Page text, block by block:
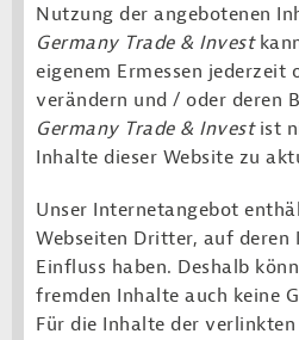
Nutzung der angebotenen
Germany Trade & Invest
eigenem Ermessen jederzeit
verändern und / oder deren
Germany Trade & Investist
Inhalte dieser Website zu
Unser Internetangebot
Webseiten Dritter, auf deren
Einfluss haben. Deshalb
fremden Inhalte auch keine
Für die Inhalte der